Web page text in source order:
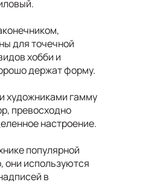
для точечной
хобби и
держат форму.
художниками гамму
превосходно
настроение.
популярной
они используются
в